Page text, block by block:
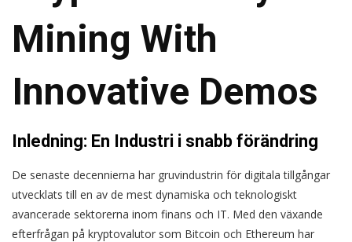
Mining With
Innovative Demos
Inledning: En Industri i snabb förändring
De senaste decennierna har gruvindustrin för digitala tillgångar
utvecklats till en av de mest dynamiska och teknologiskt
avancerade sektorerna inom finans och IT. Med den växande
efterfrågan på kryptovalutor som Bitcoin och Ethereum har